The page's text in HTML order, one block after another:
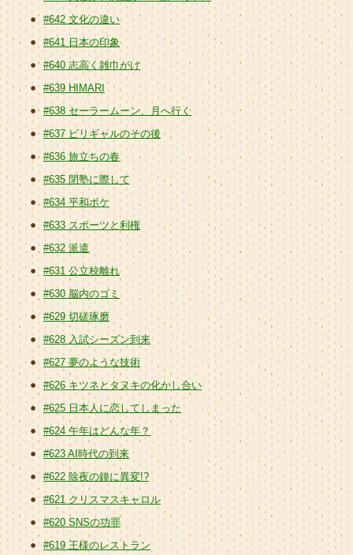
#642 文化の違い
#641 日本の印象
#640 志高く雑巾がけ
#639 HIMARI
#638 セーラームーン、月へ行く
#637 ビリギャルのその後
#636 旅立ちの春
#635 閉塾に際して
#634 平和ボケ
#633 スポーツと利権
#632 派遣
#631 公立校離れ
#630 脳内のゴミ
#629 切磋琢磨
#628 入試シーズン到来
#627 夢のような技術
#626 キツネとタヌキの化かし合い
#625 日本人に恋してしまった
#624 午年はどんな年？
#623 AI時代の到来
#622 除夜の鐘に異変!?
#621 クリスマスキャロル
#620 SNSの功罪
#619 王様のレストラン